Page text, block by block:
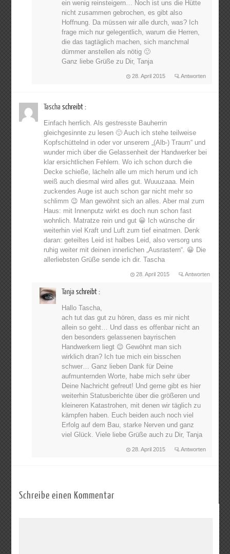
ein wenig reinsteigern… Noch ist uns die Hütte
nicht zusammen gebrochen, es gibt also
Hoffnung. Da müssen wir alle durch, was? Ich
frage mich nur gelegentlich, warum die Herren,
die das tagtäglich machen, sich manchmal
dümmer anstellen als nötig 🙂
Ganz liebe Grüße zu Dir, Tanja
28. April 2015 Antworten
Taschaschreibt :
Einfach herrlich. Als gestresste Bauherrin
gleichgesinnte zu lesen 🙂 Auch ich stehe teilweise
Kopfschüttelnd in oder vor unserem „(Alb-) Traum“ und
wunder mich über die Gelassenheit der Handwerker bei
klar ersichtlichen Fehlern. Wo ich schon durch die
Decke schieße, lächeln alle um mich herum und ich
weiß auch diesmal wird alles gut. Wuuuzaaa. Mein
zuckendes Auge ist auch schon gar nicht mehr so
schlimm 😉 Man gewöhnt sich an alles. Aber mal zum
Haus: mit Innenputz wirkt es doch nun schon fast
wohnlich. Matratze rein und gut 😀 Ich wünsche dir
weiterhin viel Kraft und Luft zum tief einatmen. Denk
daran: geteiltes Leid ist halbes Leid, also versorg uns
ruhig weiter mit deinen innerlichen „Ausrastern“. 😀 Die
allerliebsten Grüße sende ich dir. Tascha
28. April 2015 Antworten
Tanja schreibt :
Hallo Tascha,
ach tut das gut zu hören, dass es mir nicht
allein so geht… Und dass es offenbar nicht an
den besonders gelassenen bayrischen
Handwerkern liegt 😉 Gewöhnt man sich
wirklich dran? Ich tue mich ein bisschen
schwer… Ganz lieben Dank für Deine
aufmunternden Worte, habe mich sehr über
Deine Nachricht gefreut! Und gerne gibt es hier
weiterhin Statusberichte über die größeren und
kleineren Katastrohen, mit denen wir täglich zu
kämpfen haben. Euch beiden auch noch viel
Erfolg auf dem Bau, starke Nerven und ganz
viel Glück. Viele liebe Grüße auch zu Dir, Tanja
28. April 2015 Antworten
Schreibe einen Kommentar